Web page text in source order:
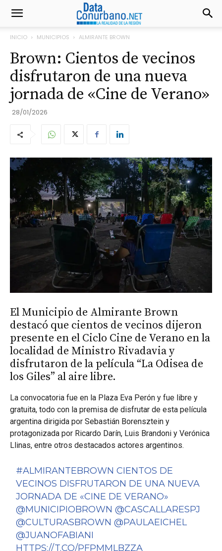
INICIO MUNICIPIOS ALMIRANTE BROWN
Brown: Cientos de vecinos
disfrutaron de una nueva
jornada de «Cine de Verano»
28/01/2026
El Municipio de Almirante Brown
destacó que cientos de vecinos dijeron
presente en el Ciclo Cine de Verano en la
localidad de Ministro Rivadavia y
disfrutaron de la película “La Odisea de
los Giles” al aire libre.
La convocatoria fue en la Plaza Eva Perón y fue libre y
gratuita, todo con la premisa de disfrutar de esta película
argentina dirigida por Sebastián Borensztein y
protagonizada por Ricardo Darín, Luis Brandoni y Verónica
Llinas, entre otros destacados actores argentinos.
#ALMIRANTEBROWN CIENTOS DE
VECINOS DISFRUTARON DE UNA NUEVA
JORNADA DE «CINE DE VERANO»
@MUNICIPIOBROWN @CASCALLARESPJ
@CULTURASBROWN @PAULAEICHEL
@JUANOFABIANI
HTTPS://T.CO/PFPMMLBZZA